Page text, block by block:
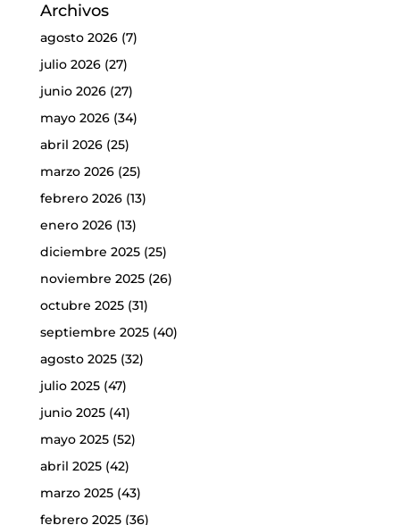
Archivos
agosto 2026(7)
julio 2026(27)
junio 2026(27)
mayo 2026(34)
abril 2026(25)
marzo 2026(25)
febrero 2026(13)
enero 2026(13)
diciembre 2025(25)
noviembre 2025(26)
octubre 2025(31)
septiembre 2025(40)
agosto 2025(32)
julio 2025(47)
junio 2025(41)
mayo 2025(52)
abril 2025(42)
marzo 2025(43)
febrero 2025(36)